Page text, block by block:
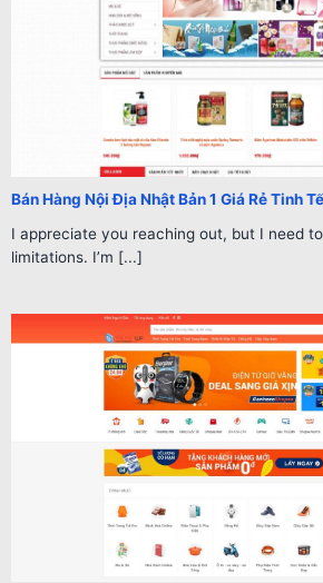
Bán Hàng Nội Địa Nhật Bản 1 Giá Rẻ Tinh
I appreciate you reaching out, but I need
limitations. I’m [...]